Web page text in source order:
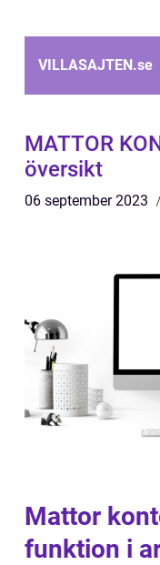
VILLASAJTEN.se
MATTOR
översikt
06 september 2023
Mattor
funktion i